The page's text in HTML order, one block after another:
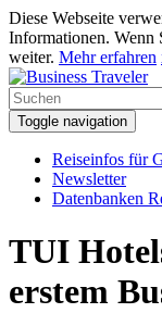
Diese Webseite
Informationen. Wenn
weiter. Mehr erfahren
Toggle navigation
Reiseinfos für
Newsletter
Datenbanken
TUI
erstem